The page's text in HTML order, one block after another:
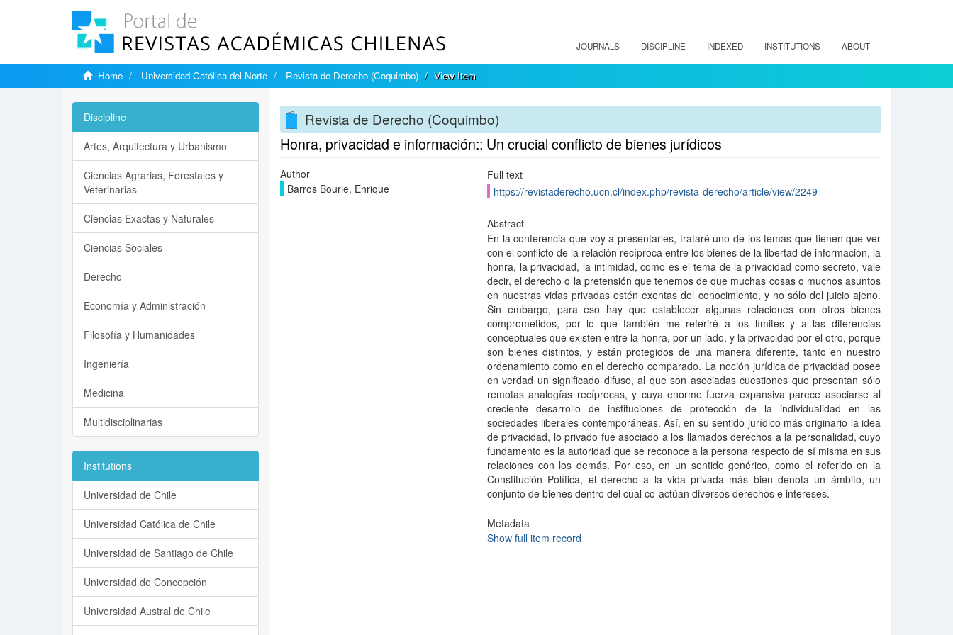
JOURNALS DISCIPLINE INDEXED INSTITUTIONS ABOUT
Home Universidad Católica del Norte Revista de Derecho (Coquimbo) View Item
Revista de Derecho (Coquimbo)
Honra, privacidad e información:: Un crucial conflicto de bienes jurídicos
Author
Barros Bourie, Enrique
Full text
https://revistaderecho.ucn.cl/index.php/revista-derecho/article/view/2249
Abstract
En la conferencia que voy a presentarles, trataré uno de los temas que tienen que ver
con el conflicto de la relación recíproca entre los bienes de la libertad de información, la
honra, la privacidad, la intimidad, como es el tema de la privacidad como secreto, vale
decir, el derecho o la pretensión que tenemos de que muchas cosas o muchos asuntos
en nuestras vidas privadas estén exentas del conocimiento, y no sólo del juicio ajeno.
Sin embargo, para eso hay que establecer algunas relaciones con otros bienes
comprometidos, por lo que también me referiré a los límites y a las diferencias
conceptuales que existen entre la honra, por un lado, y la privacidad por el otro, porque
son bienes distintos, y están protegidos de una manera diferente, tanto en nuestro
ordenamiento como en el derecho comparado. La noción jurídica de privacidad posee
en verdad un significado difuso, al que son asociadas cuestiones que presentan sólo
remotas analogías recíprocas, y cuya enorme fuerza expansiva parece asociarse al
creciente desarrollo de instituciones de protección de la individualidad en las
sociedades liberales contemporáneas. Así, en su sentido jurídico más originario la idea
de privacidad, lo privado fue asociado a los llamados derechos a la personalidad, cuyo
fundamento es la autoridad que se reconoce a la persona respecto de sí misma en sus
relaciones con los demás. Por eso, en un sentido genérico, como el referido en la
Constitución Política, el derecho a la vida privada más bien denota un ámbito, un
conjunto de bienes dentro del cual co-actúan diversos derechos e intereses.
Metadata
Show full item record
Discipline
Artes, Arquitectura y Urbanismo
Ciencias Agrarias, Forestales y
Veterinarias
Ciencias Exactas y Naturales
Ciencias Sociales
Derecho
Economía y Administración
Filosofía y Humanidades
Ingeniería
Medicina
Multidisciplinarias
Institutions
Universidad de Chile
Universidad Católica de Chile
Universidad de Santiago de Chile
Universidad de Concepción
Universidad Austral de Chile